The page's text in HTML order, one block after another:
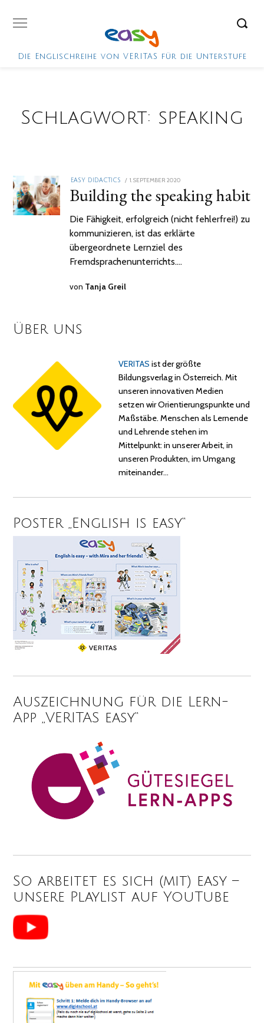
Die Englischreihe von VERITAS für die Unterstufe
Schlagwort: speaking
EASY DIDACTICS
POSTED
ON
1. SEPTEMBER 2020
FEBRUAR
2021
Building the speaking habit
Die Fähigkeit, erfolgreich (nicht fehlerfrei!) zu
kommunizieren, ist das erklärte
übergeordnete Lernziel des
Fremdsprachenunterrichts.…
von Tanja Greil
Über uns
VERITAS ist der größte
Bildungsverlag in Österreich. Mit
unseren innovativen Medien
setzen wir Orientierungspunkte und
Maßstäbe. Menschen als Lernende
und Lehrende stehen im
Mittelpunkt: in unserer Arbeit, in
unseren Produkten, im Umgang
miteinander…
Poster „English is easy“
Auszeichnung für die Lern-
App „VERITAS easy“
So arbeitet es sich (mit) easy –
unsere Playlist auf YouTube